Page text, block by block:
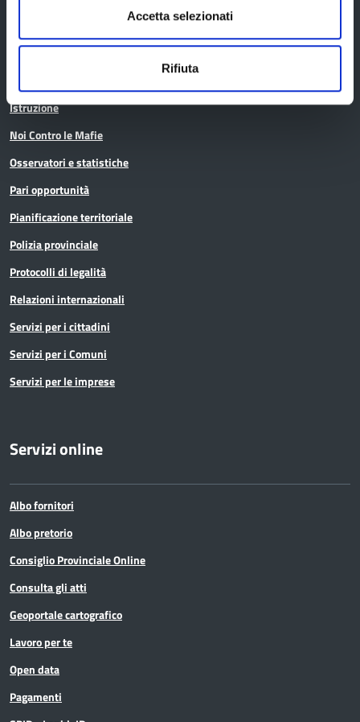
Accetta selezionati
Rifiuta
Conferenza Territoriale Sociale e Sanitaria (CTSS)
Istruzione
Noi Contro le Mafie
Osservatori e statistiche
Pari opportunità
Pianificazione territoriale
Polizia provinciale
Protocolli di legalità
Relazioni internazionali
Servizi per i cittadini
Servizi per i Comuni
Servizi per le imprese
Servizi online
Albo fornitori
Albo pretorio
Consiglio Provinciale Online
Consulta gli atti
Geoportale cartografico
Lavoro per te
Open data
Pagamenti